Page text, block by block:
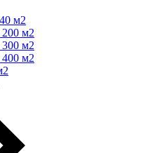
м2
м2
м2
м2